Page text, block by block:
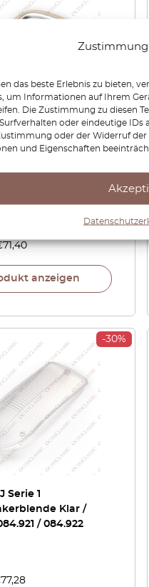
das beste Erlebnis zu bieten,
um Informationen auf Ihrem
Die Zustimmung zu diesen
oder eindeutige IDs
oder der Widerruf
und Eigenschaften
X308
GNC7827BC +
71,40
anzeigen
-30%
Serie 1
Klar /
/ 084.922
77,28